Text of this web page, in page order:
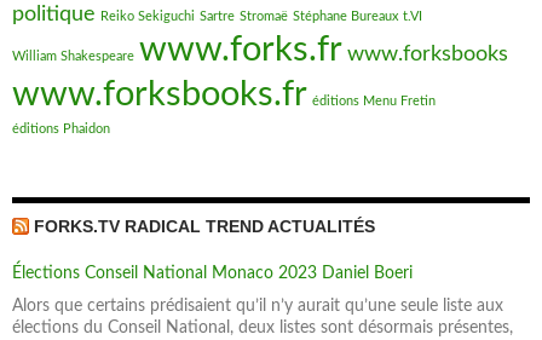
politique Reiko Sekiguchi Sartre Stromaë Stéphane Bureaux t.VI
William Shakespeare www.forks.fr www.forksbooks
www.forksbooks.fr éditions Menu Fretin
éditions Phaidon
FORKS.TV RADICAL TREND ACTUALITÉS
Élections Conseil National Monaco 2023 Daniel Boeri
Alors que certains prédisaient qu’il n’y aurait qu’une seule liste aux
élections du Conseil National, deux listes sont désormais présentes,